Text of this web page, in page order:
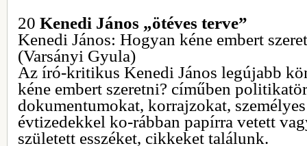
20 Kenedi János „ötéves terve”
Kenedi János: Hogyan kéne embert
(Varsányi Gyula)
Az író-kritikus Kenedi János legújabb
kéne embert szeretni? címűben
dokumentumokat, korrajzokat,
évtizedekkel ko-rábban papírra vetett
született esszéket, cikkeket találunk.